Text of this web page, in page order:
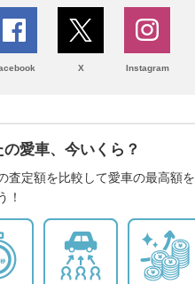
X Instagram
の愛車、今いくら？
査定額を比較して愛車の最高額を
！